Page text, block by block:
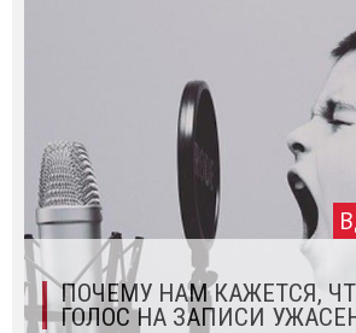
ПОЧЕМУ НАМ КАЖЕТСЯ,
ГОЛОС НА ЗАПИСИ